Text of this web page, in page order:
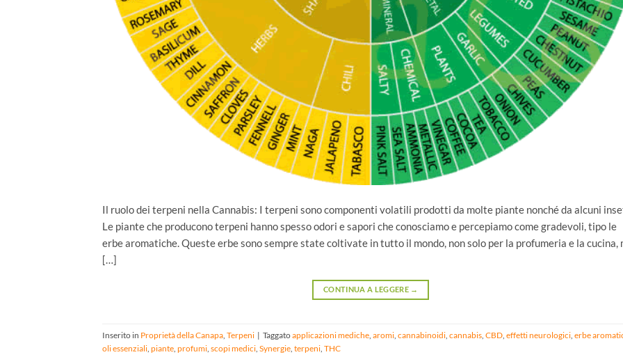
Il ruolo dei terpeni nella Cannabis: I terpeni sono componenti volatili prodotti da molte piante nonché da alcuni
Le piante che producono terpeni hanno spesso odori e sapori che conosciamo e percepiamo come gradevoli, tipo le
erbe aromatiche. Queste erbe sono sempre state coltivate in tutto il mondo, non solo per la profumeria e la cucina,
[…]
CONTINUA A LEGGERE →
Inserito in Proprietà della Canapa, Terpeni | Taggatoapplicazioni mediche, aromi, cannabinoidi, cannabis, CBD, effetti neurologici, erbe
oli essenziali, piante, profumi, scopi medici, Synergie, terpeni, THC